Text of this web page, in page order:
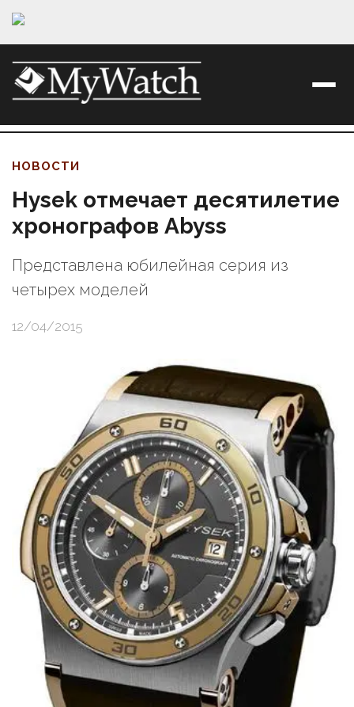
НОВОСТИ
Hysek отмечает десятилетие
хронографов Abyss
Представлена юбилейная серия из
четырех моделей
12/04/2015